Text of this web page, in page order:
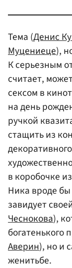
Тема (Денис
Муцениеце),
К серьезным
считает,
сексом в
на день
ручкой
стащить из
в коробочке
Ника вроде
завидует
Чеснокова),
богатенького
Аверин), но и
женитьбе.